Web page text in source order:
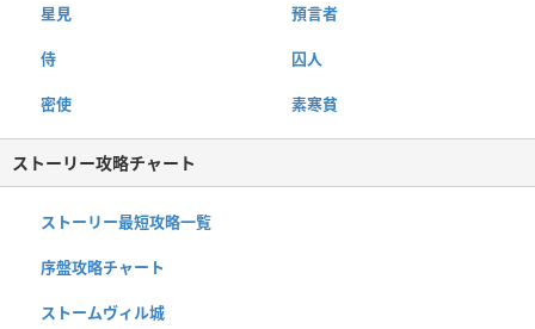
星見 預言者
侍 囚人
密使 素寒貧
ストーリー攻略チャート
ストーリー最短攻略一覧
序盤攻略チャート
ストームヴィル城